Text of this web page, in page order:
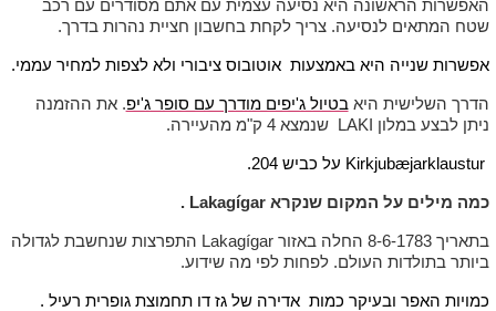
האפשרות הראשונה היא נסיעה עצמית עם אתם מסודרים עם רכב
שטח המתאים לנסיעה. צריך לקחת בחשבון חציית נהרות בדרך.
אפשרות שנייה היא באמצעות אוטובוס ציבורי ולא לצפות למחיר עממי.
הדרך השלישית היאבטיול ג'יפים מודרך עם סופר ג'יפ. את ההזמנה
ניתן לבצע במלון LAKI שנמצא 4 ק"מ מהעיירה.
Kirkjubæjarklaustur על כביש 204.
כמה מילים על המקום שנקרא Lakagígar .
בתאריך 8-6-1783 החלה באזור Lakagígar התפרצות שנחשבת לגדולה
ביותר בתולדות העולם. לפחות לפי מה שידוע.
כמויות האפר ובעיקר כמות אדירה של גז דו תחמוצת גופרית רעיל .